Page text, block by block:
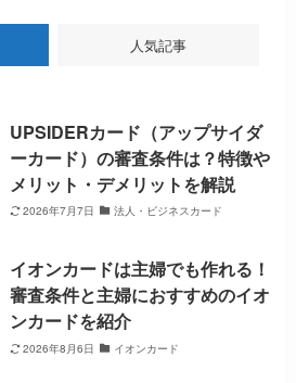
人気記事
UPSIDERカード（アップサイダ
ーカード）の審査条件は？特徴や
メリット・デメリットを解説
2026年7月7日 法人・ビジネスカード
イオンカードは主婦でも作れる！
審査条件と主婦におすすめのイオ
ンカードを紹介
2026年8月6日 イオンカード